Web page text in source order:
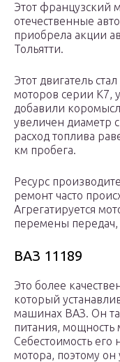
Этот французский
отечественные
приобрела акции
Тольятти.
Этот двигатель
моторов серии К7,
добавили
увеличен диаметр
расход топлива
км пробега.
Ресурс
ремонт часто
Агрегатируется
перемены
ВАЗ 11189
Это более
который
машинах ВАЗ. Он
питания, мощность
Себестоимость
мотора, поэтому он